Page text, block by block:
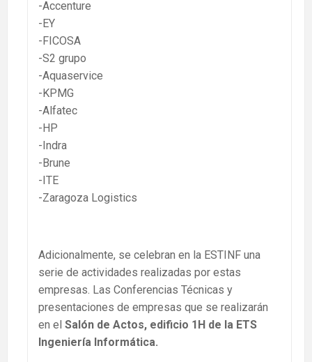
-Accenture
-EY
-FICOSA
-S2 grupo
-Aquaservice
-KPMG
-Alfatec
-HP
-Indra
-Brune
-ITE
-Zaragoza Logistics
Adicionalmente, se celebran en la ESTINF una
serie de actividades realizadas por estas
empresas. Las Conferencias Técnicas y
presentaciones de empresas que se realizarán
en el Salón de Actos, edificio 1H de la ETS
Ingeniería Informática.